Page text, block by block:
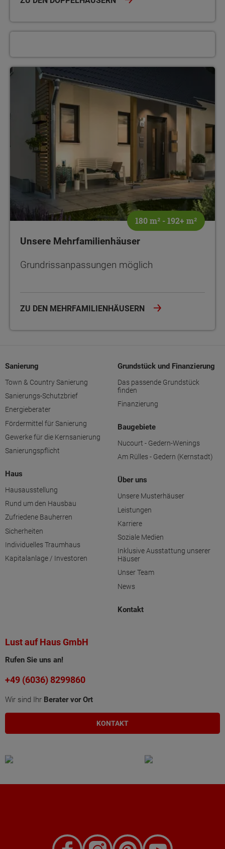
Unsere Mehrfamilienhäuser
180 m² - 192+ m²
Unsere Mehrfamilienhäuser
Grundrissanpassungen möglich
ZU DEN MEHRFAMILIENHÄUSERN
Sanierung
Town & Country Sanierung
Sanierungs-Schutzbrief
Energieberater
Fördermittel für Sanierung
Gewerke für die Kernsanierung
Sanierungspflicht
Haus
Hausausstellung
Rund um den Hausbau
Zufriedene Bauherren
Sicherheiten
Individuelles Traumhaus
Kapitalanlage / Investoren
Grundstück und Finanzierung
Das passende Grundstück
finden
Finanzierung
Baugebiete
Nucourt - Gedern-Wenings
Am Rülles - Gedern (Kernstadt)
Über uns
Unsere Musterhäuser
Leistungen
Karriere
Soziale Medien
Inklusive Ausstattung unserer
Häuser
Unser Team
News
Kontakt
Lust auf Haus GmbH
Rufen Sie uns an!
+49 (6036) 8299860
Wir sind Ihr Berater vor Ort
KONTAKT